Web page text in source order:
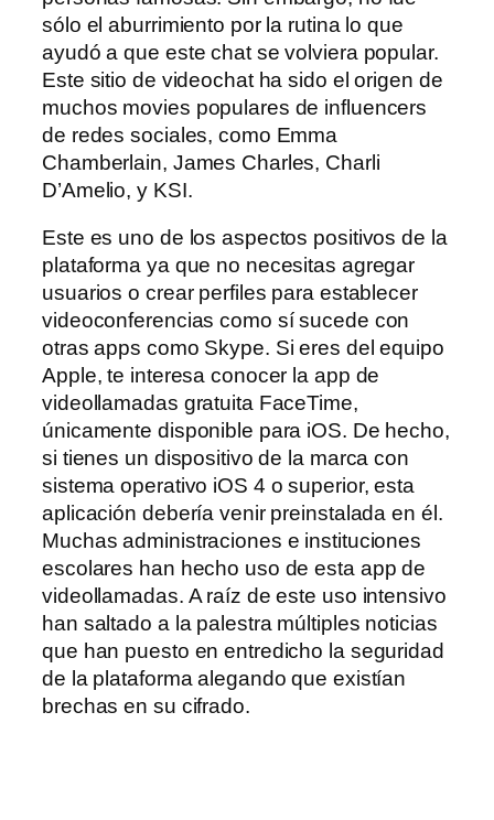
sólo el aburrimiento por la rutina lo que
ayudó a que este chat se volviera popular.
Este sitio de videochat ha sido el origen de
muchos movies populares de influencers
de redes sociales, como Emma
Chamberlain, James Charles, Charli
D’Amelio, y KSI.
Este es uno de los aspectos positivos de la
plataforma ya que no necesitas agregar
usuarios o crear perfiles para establecer
videoconferencias como sí sucede con
otras apps como Skype. Si eres del equipo
Apple, te interesa conocer la app de
videollamadas gratuita FaceTime,
únicamente disponible para iOS. De hecho,
si tienes un dispositivo de la marca con
sistema operativo iOS 4 o superior, esta
aplicación debería venir preinstalada en él.
Muchas administraciones e instituciones
escolares han hecho uso de esta app de
videollamadas. A raíz de este uso intensivo
han saltado a la palestra múltiples noticias
que han puesto en entredicho la seguridad
de la plataforma alegando que existían
brechas en su cifrado.